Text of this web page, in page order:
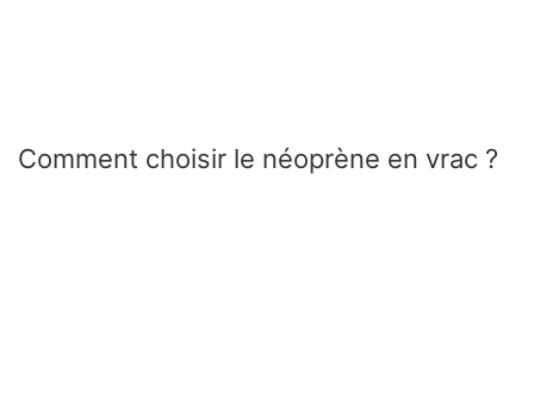
Comment choisir le néoprène en vrac ?